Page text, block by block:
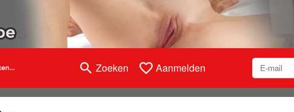
search Zoeken favorite_border Aanmelden